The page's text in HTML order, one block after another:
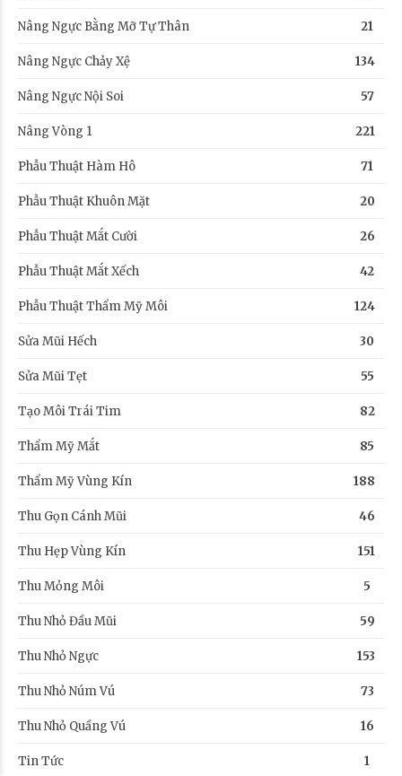
Nâng Ngực Bằng Mỡ Tự Thân 21
Nâng Ngực Chảy Xệ 134
Nâng Ngực Nội Soi 57
Nâng Vòng 1 221
Phẫu Thuật Hàm Hô 71
Phẫu Thuật Khuôn Mặt 20
Phẫu Thuật Mắt Cười 26
Phẫu Thuật Mắt Xếch 42
Phẫu Thuật Thẩm Mỹ Môi 124
Sửa Mũi Hếch 30
Sửa Mũi Tẹt 55
Tạo Môi Trái Tim 82
Thẩm Mỹ Mắt 85
Thẩm Mỹ Vùng Kín 188
Thu Gọn Cánh Mũi 46
Thu Hẹp Vùng Kín 151
Thu Mỏng Môi 5
Thu Nhỏ Đầu Mũi 59
Thu Nhỏ Ngực 153
Thu Nhỏ Núm Vú 73
Thu Nhỏ Quầng Vú 16
Tin Tức 1